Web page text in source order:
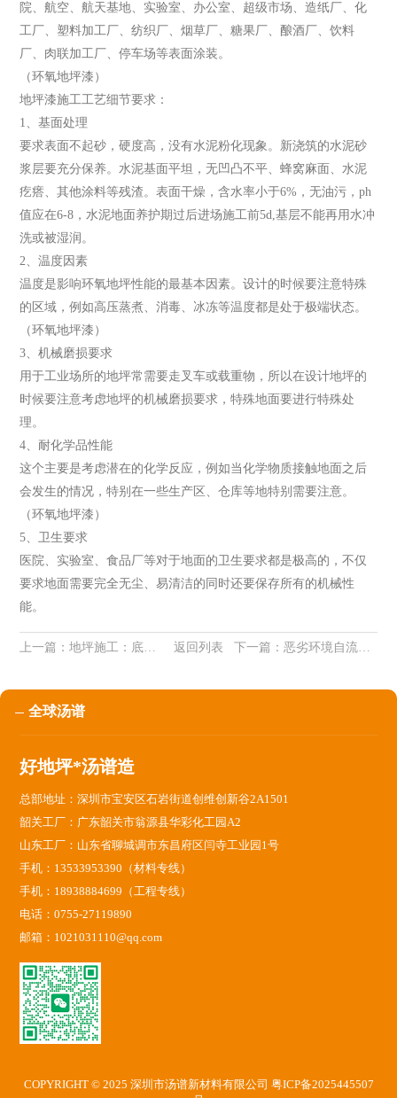
院、航空、航天基地、实验室、办公室、超级市场、造纸厂、化
工厂、塑料加工厂、纺织厂、烟草厂、糖果厂、酿酒厂、饮料
厂、肉联加工厂、停车场等表面涂装。
（环氧地坪漆）
地坪漆施工工艺细节要求：
1、基面处理
要求表面不起砂，硬度高，没有水泥粉化现象。新浇筑的水泥砂
浆层要充分保养。水泥基面平坦，无凹凸不平、蜂窝麻面、水泥
疙瘩、其他涂料等残渣。表面干燥，含水率小于6%，无油污，ph
值应在6-8，水泥地面养护期过后进场施工前5d,基层不能再用水冲
洗或被湿润。
2、温度因素
温度是影响环氧地坪性能的最基本因素。设计的时候要注意特殊
的区域，例如高压蒸煮、消毒、冰冻等温度都是处于极端状态。
（环氧地坪漆）
3、机械磨损要求
用于工业场所的地坪常需要走叉车或载重物，所以在设计地坪的
时候要注意考虑地坪的机械磨损要求，特殊地面要进行特殊处
理。
4、耐化学品性能
这个主要是考虑潜在的化学反应，例如当化学物质接触地面之后
会发生的情况，特别在一些生产区、仓库等地特别需要注意。
（环氧地坪漆）
5、卫生要求
医院、实验室、食品厂等对于地面的卫生要求都是极高的，不仅
要求地面需要完全无尘、易清洁的同时还要保存所有的机械性
能。
上一篇：地坪施工：底子比面子更重要！ 返回列表 下一篇：恶劣环境自流平地坪的施工要点
全球汤谱
好地坪*汤谱造
总部地址：深圳市宝安区石岩街道创维创新谷2A1501
韶关工厂：广东韶关市翁源县华彩化工园A2
山东工厂：山东省聊城调市东昌府区闫寺工业园1号
手机：13533953390（材料专线）
手机：18938884699（工程专线）
电话：0755-27119890
邮箱：1021031110@qq.com
COPYRIGHT © 2025 深圳市汤谱新材料有限公司 粤ICP备2025445507